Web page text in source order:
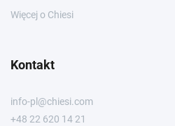
Więcej o Chiesi
Kontakt
info-pl@chiesi.com
+48 22 620 14 21